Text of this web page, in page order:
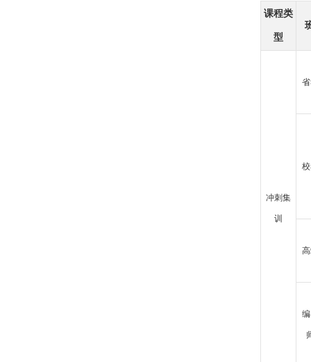
课程类
型
冲刺集
训